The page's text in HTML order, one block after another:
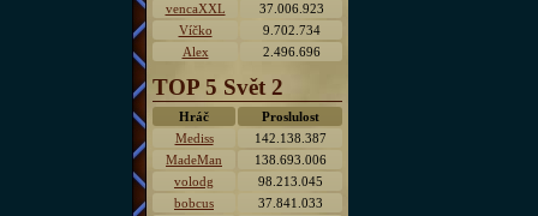
vencaXXL
37.006.923
Víčko
9.702.734
Alex
2.496.696
TOP 5 Svět 2
Hráč
Proslulost
Mediss
142.138.387
MadeMan
138.693.006
volodg
98.213.045
bobcus
37.841.033